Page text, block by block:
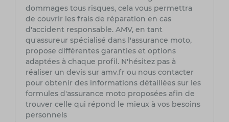
dommages tous risques, cela vous permettra
de couvrir les frais de réparation en cas
d'accident responsable. AMV, en tant
qu'assureur spécialisé dans l'assurance moto,
propose différentes garanties et options
adaptées à chaque profil. N'hésitez pas à
réaliser un devis sur amv.fr ou nous contacter
pour obtenir des informations détaillées sur les
formules d'assurance moto proposées afin de
trouver celle qui répond le mieux à vos besoins
personnels